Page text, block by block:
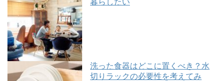
洗った食器はどこに置くべき？水
切りラックの必要性を考えてみ